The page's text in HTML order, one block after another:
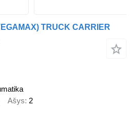
TRUCK CARRIER
Ašys 2